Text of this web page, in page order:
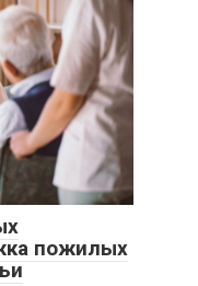
пожилых